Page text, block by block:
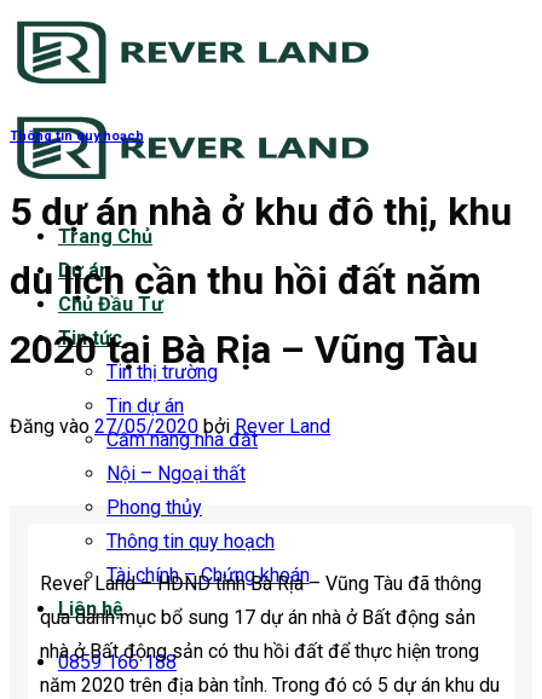
Bỏ
qua
dung
Trang Chủ
Dự án
Chủ Đầu Tư
Tin tức
Tin thị trường
Tin dự án
Cẩm nang nhà đất
Nội – Ngoại thất
Phong thủy
Thông tin quy hoạch
Tài chính – Chứng khoán
Liên hệ
0859 166 188
Thông tin quy hoạch
5 dự án nhà ở khu đô thị, khu
du lịch cần thu hồi đất năm
2020 tại Bà Rịa – Vũng Tàu
Đăng vào 27/05/2020 bởi Rever Land
Rever Land – HĐND tỉnh Bà Rịa – Vũng Tàu đã thông
qua danh mục bổ sung 17 dự án nhà ở Bất động sản
nhà ở Bất động sản có thu hồi đất để thực hiện trong
năm 2020 trên địa bàn tỉnh. Trong đó có 5 dự án khu du